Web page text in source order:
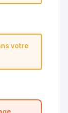
votre